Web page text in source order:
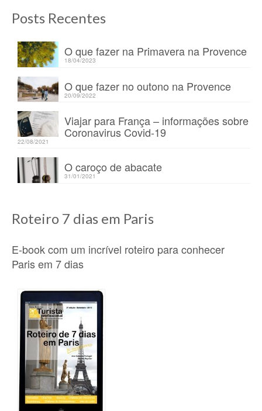
Posts Recentes
O que fazer na Primavera na Provence
18/04/2023
O que fazer no outono na Provence
20/09/2022
Viajar para França – informações sobre
Coronavirus Covid-19
22/08/2021
O caroço de abacate
31/01/2021
Roteiro 7 dias em Paris
E-book com um incrível roteiro para conhecer
Paris em 7 dias